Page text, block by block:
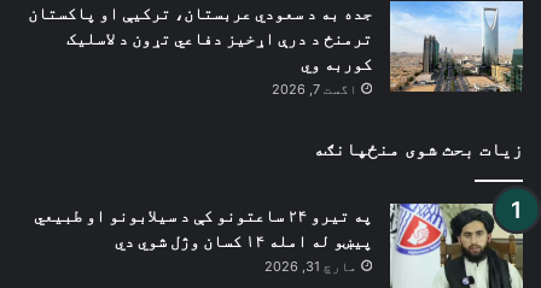
جده به د سعودي عربستان، ترکیې او پاکستان
ترمنځ د درې اړخیز دفاعي تړون د لاسلیک
کوربه وي
اگست 7, 2026
زیات بحث شوی منځپانګه
په تیرو ۲۴ ساعتونو کې د سیلابونو او طبیعي
پیښو له امله ۱۴ کسان وژل شوي دي
مارچ 31, 2026